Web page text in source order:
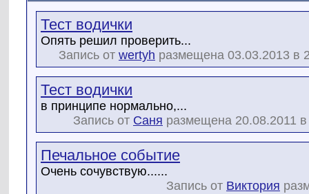
Тест водички
Опять решил проверить...
Запись от wertyh размещена 03.03.2013 в
Тест водички
в принципе нормально,...
Запись от Саня размещена 20.08.2011
Печальное событие
Очень сочувствую......
Запись от Виктория